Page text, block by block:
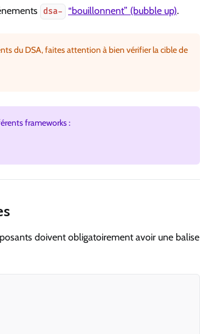
dsa- “bouillonnent” (bubble up).
du DSA, faites attention à bien vérifier la cible de
frameworks :
doivent obligatoirement avoir une balise